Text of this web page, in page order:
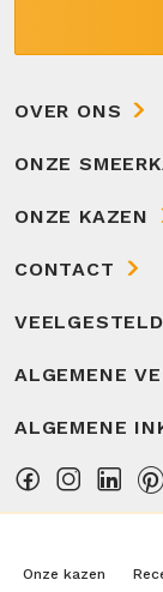
Onze kazen
OVER ONS
ONZE
ONZE KAZEN
CONTACT
ALGEMENE
ALGEMENE